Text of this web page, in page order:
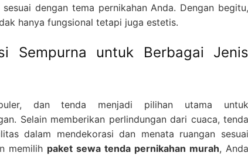
dengan tema pernikahan Anda. Dengan begitu,
hanya fungsional tetapi juga estetis.
Sempurna untuk Berbagai Jenis
dan tenda menjadi pilihan utama untuk
Selain memberikan perlindungan dari cuaca, tenda
dalam mendekorasi dan menata ruangan sesuai
memilih paket sewa tenda pernikahan murah, Anda